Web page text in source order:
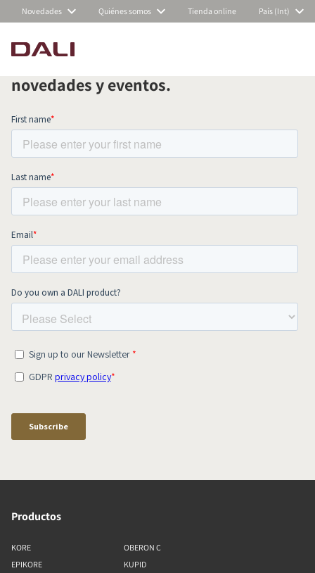
Novedades Quiénes somos Tienda online País (Int)
COMPARAR PRODUCTOS
Suscríbete a nuestra newsletter
mensual y mantente al día de todas las
novedades y eventos.
Productos
KORE
EPIKORE
OBERON C
KUPID